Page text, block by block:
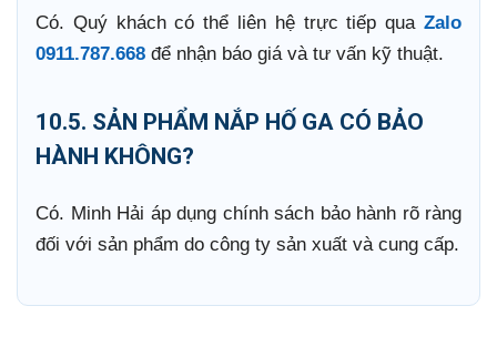
Có. Quý khách có thể liên hệ trực tiếp qua Zalo
0911.787.668 để nhận báo giá và tư vấn kỹ thuật.
10.5. SẢN PHẨM NẮP HỐ GA CÓ BẢO
HÀNH KHÔNG?
Có. Minh Hải áp dụng chính sách bảo hành rõ ràng
đối với sản phẩm do công ty sản xuất và cung cấp.